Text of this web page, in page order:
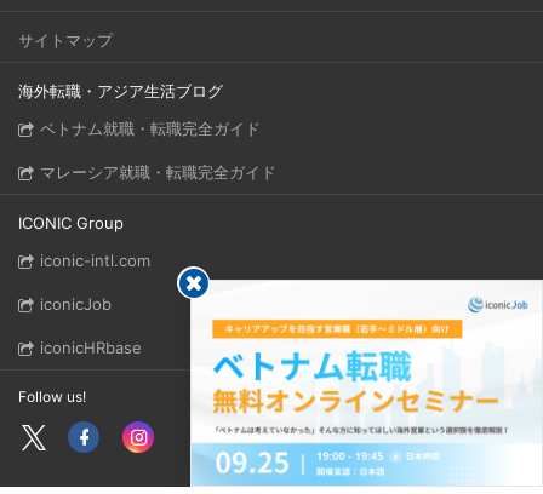
サイトマップ
海外転職・アジア生活ブログ
ベトナム就職・転職完全ガイド
マレーシア就職・転職完全ガイド
ICONIC Group
iconic-intl.com
iconicJob
iconicHRbase
Follow us!